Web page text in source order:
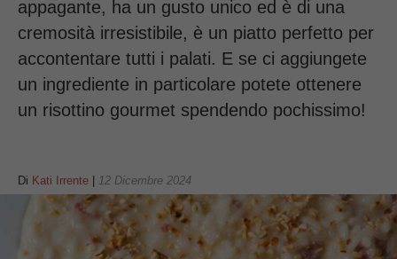
appagante, ha un gusto unico ed è di una
cremosità irresistibile, è un piatto perfetto per
accontentare tutti i palati. E se ci aggiungete
un ingrediente in particolare potete ottenere
un risottino gourmet spendendo pochissimo!
Di Kati Irrente 12 Dicembre 2024